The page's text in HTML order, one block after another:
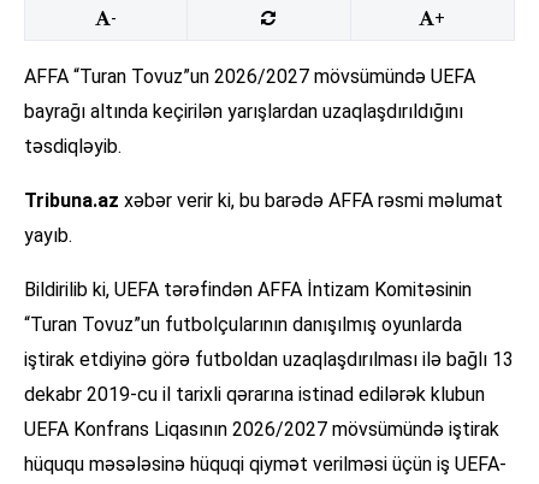
- +
AFFA “Turan Tovuz”un 2026/2027 mövsümündə UEFA
bayrağı altında keçirilən yarışlardan uzaqlaşdırıldığını
təsdiqləyib.
Tribuna.az xəbər verir ki, bu barədə AFFA rəsmi məlumat
yayıb.
Bildirilib ki, UEFA tərəfindən AFFA İntizam Komitəsinin
“Turan Tovuz”un futbolçularının danışılmış oyunlarda
iştirak etdiyinə görə futboldan uzaqlaşdırılması ilə bağlı 13
dekabr 2019-cu il tarixli qərarına istinad edilərək klubun
UEFA Konfrans Liqasının 2026/2027 mövsümündə iştirak
hüququ məsələsinə hüquqi qiymət verilməsi üçün iş UEFA-